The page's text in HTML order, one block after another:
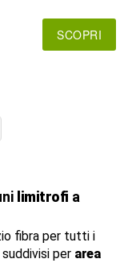
SCOPRI
limitrofi a
fibra per tutti i
suddivisi per area